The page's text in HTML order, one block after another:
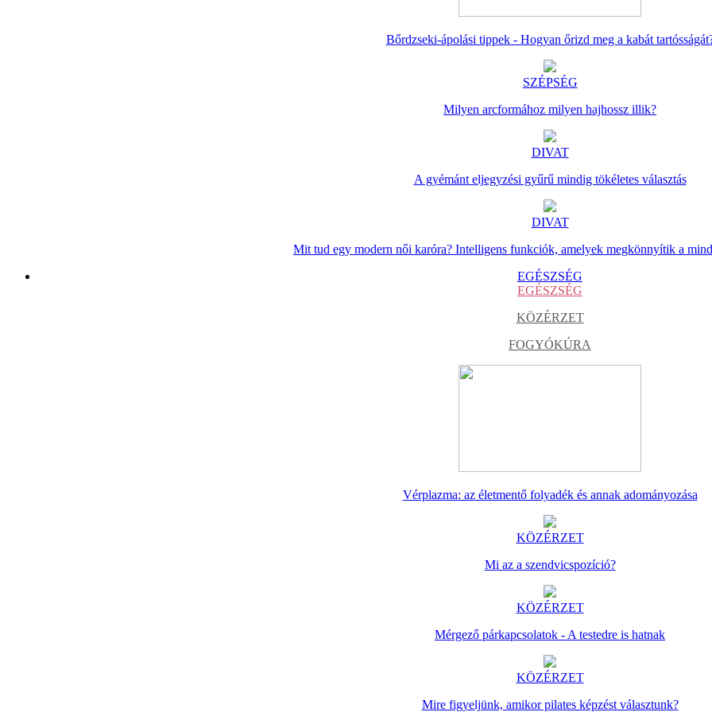
Bőrdzseki-ápolási tippek - Hogyan őrizd meg a kabát
SZÉPSÉG
Milyen arcformához milyen hajhossz illik?
DIVAT
A gyémánt eljegyzési gyűrű mindig tökéletes választás
DIVAT
Mit tud egy modern női karóra? Intelligens funkciók, amelyek megkönnyítik a
EGÉSZSÉG
EGÉSZSÉG
KÖZÉRZET
FOGYÓKÚRA
Vérplazma: az életmentő folyadék és annak adományozása
KÖZÉRZET
Mi az a szendvicspozíció?
KÖZÉRZET
Mérgező párkapcsolatok - A testedre is hatnak
KÖZÉRZET
Mire figyeljünk, amikor pilates képzést választunk?